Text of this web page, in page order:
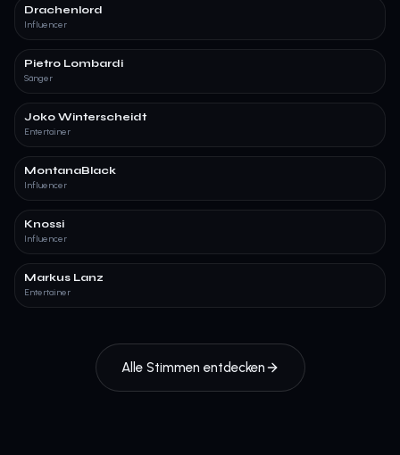
Drachenlord
Influencer
Pietro Lombardi
Sänger
Joko Winterscheidt
Entertainer
MontanaBlack
Influencer
Knossi
Influencer
Markus Lanz
Entertainer
Alle Stimmen entdecken